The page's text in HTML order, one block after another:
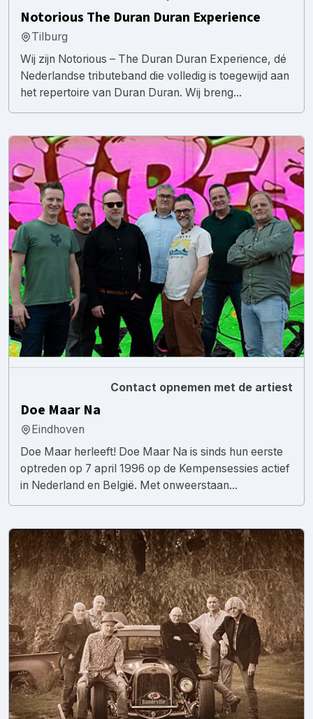
Notorious The Duran Duran Experience
Tilburg
Wij zijn Notorious – The Duran Duran Experience, dé
Nederlandse tributeband die volledig is toegewijd aan
het repertoire van Duran Duran. Wij breng...
Contact opnemen met de artiest
Doe Maar Na
Eindhoven
Doe Maar herleeft! Doe Maar Na is sinds hun eerste
optreden op 7 april 1996 op de Kempensessies actief
in Nederland en België. Met onweerstaan...